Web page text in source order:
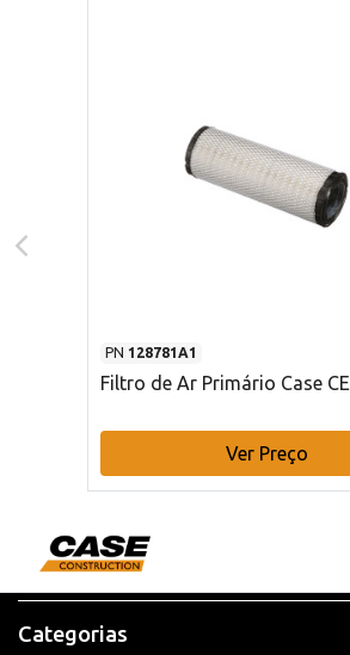
PN 128781A1
Filtro de Ar Primário Case CE
Ver Preço
Categorias